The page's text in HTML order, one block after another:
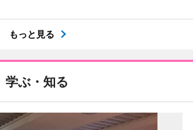
もっと見る
学ぶ・知る